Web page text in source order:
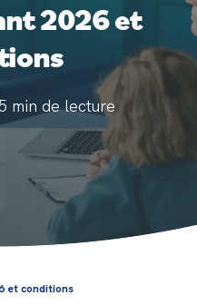
2026 et
min de lecture
et conditions